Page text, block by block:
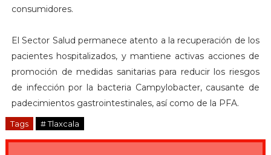
consumidores.
El Sector Salud permanece atento a la recuperación de los
pacientes hospitalizados, y mantiene activas acciones de
promoción de medidas sanitarias para reducir los riesgos
de infección por la bacteria Campylobacter, causante de
padecimientos gastrointestinales, así como de la PFA.
Tags # Tlaxcala